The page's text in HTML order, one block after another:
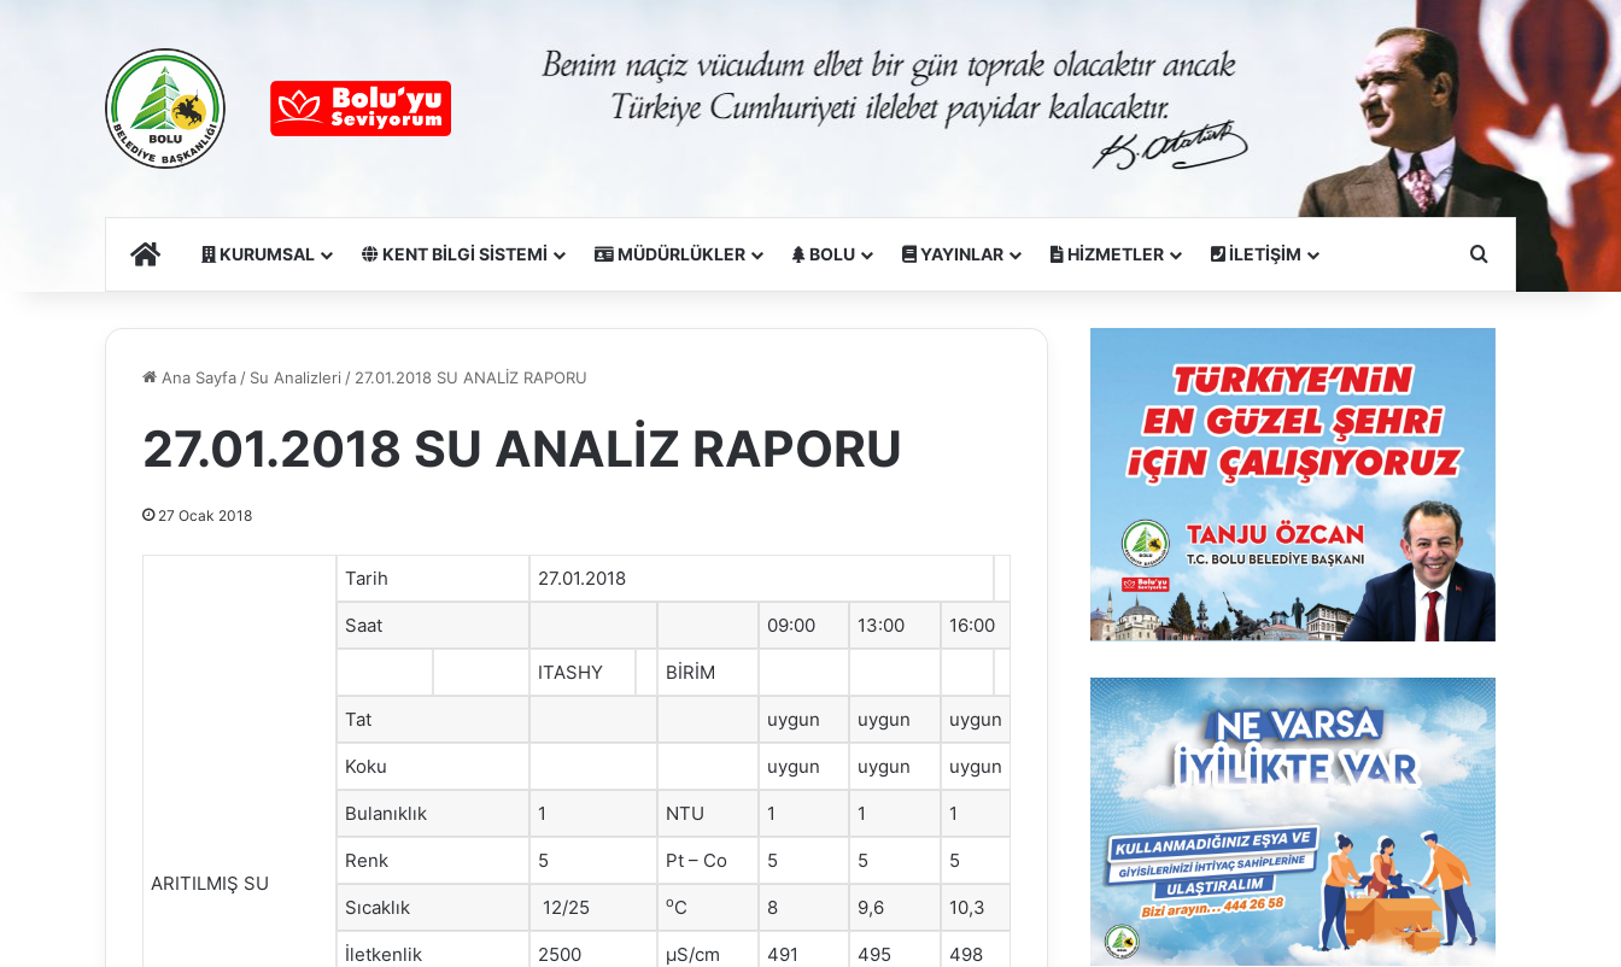
Ana SayfaKURUMSAL KENT BİLGİ SİSTEMİ MÜDÜRLÜKLER BOLU YAYINLAR HİZMETLER İLETİŞİM Arama Yapın
Ana Sayfa / Su Analizleri / 27.01.2018 SU ANALİZ RAPORU
27.01.2018 SU ANALİZ RAPORU
27 Ocak 2018
ARITILMIŞ SU
Tarih 27.01.2018
Saat 09:00 13:00 16:00
ITASHY BİRİM
Tat uygun uygun uygun
Koku uygun uygun uygun
Bulanıklık 1 NTU 1 1 1
Renk 5 Pt – Co 5 5 5
Sıcaklık 12/25 oC 8 9,6 10,3
İletkenlik 2500 μS/cm 491 495 498